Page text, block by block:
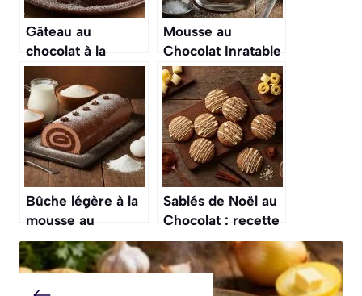
Gâteau au
chocolat à la
crème Chantilly :
recette
gourmande
Mousse au
Chocolat Inratable
et Ferme : recette
Gourmande
Bûche légère à la
mousse au
chocolat : recette
gourmande et
Sablés de Noël au
Chocolat : recette
Gourmande